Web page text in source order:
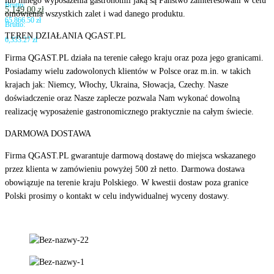
Brutto:
65,866.50 zł
5,149.00zł
Brutto:
6,333.27zł
omówienia wszystkich zalet i wad danego produktu.
TEREN DZIAŁANIA QGAST.PL
Firma QGAST.PL działa na terenie całego kraju oraz poza jego granicami.
Posiadamy wielu zadowolonych klientów w Polsce oraz m.in. w takich
krajach jak: Niemcy, Włochy, Ukraina, Słowacja, Czechy. Nasze
doświadczenie oraz Nasze zaplecze pozwala Nam wykonać dowolną
realizację wyposażenie gastronomicznego praktycznie na całym świecie.
DARMOWA DOSTAWA
Firma QGAST.PL gwarantuje darmową dostawę do miejsca wskazanego
przez klienta w zamówieniu powyżej 500 zł netto. Darmowa dostawa
obowiązuje na terenie kraju Polskiego. W kwestii dostaw poza granice
Polski prosimy o kontakt w celu indywidualnej wyceny dostawy.